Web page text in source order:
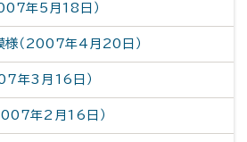
年5月18日）
様（2007年4月20日）
年3月16日）
年2月16日）